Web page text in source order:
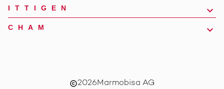
ITTIGEN
CHAM
copyright2026Marmobisa AG